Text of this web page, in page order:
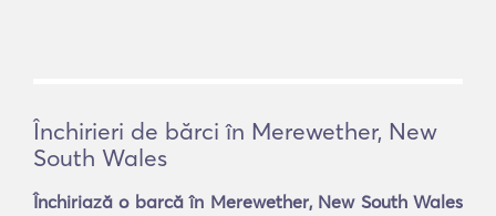
Închirieri de bărci în Merewether, New
South Wales
Închiriază o barcă în Merewether, New South Wales